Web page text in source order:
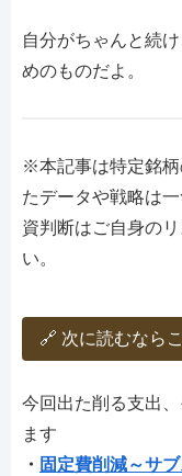
自分がちゃんと続
めのものだよ。
※本記事は特定銘柄
たデータや戦略は
資判断はご自身の
い。
🔗 次に読むなら
今回出た削る支出
ます
・ 固定費削減～サ